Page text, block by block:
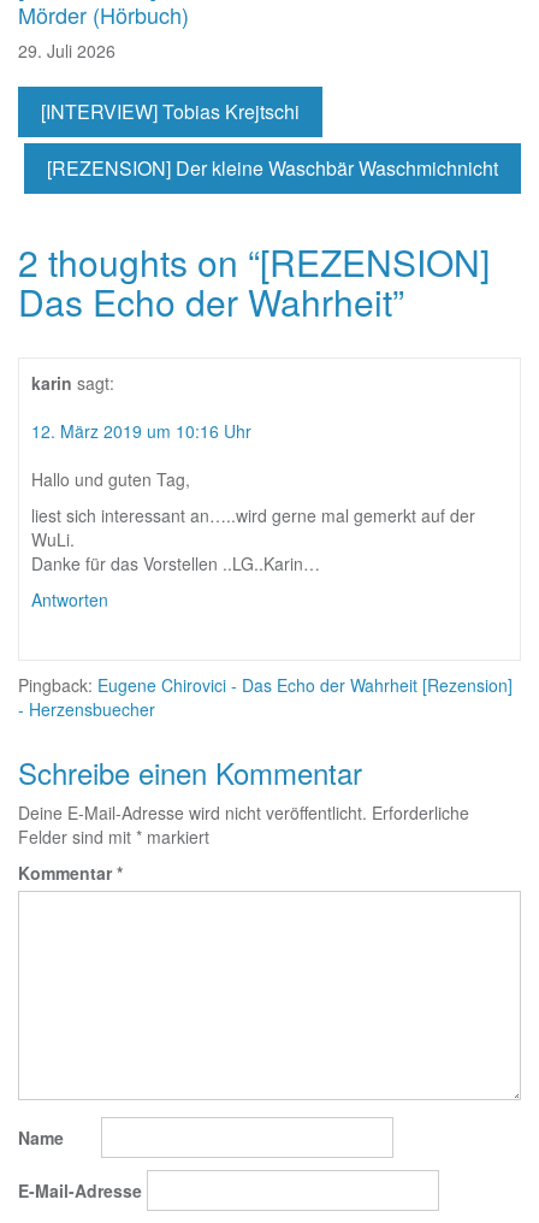
Mörder (Hörbuch)
29. Juli 2026
[INTERVIEW] Tobias Krejtschi
[REZENSION] Der kleine Waschbär Waschmichnicht
2 thoughts on “[REZENSION]
Das Echo der Wahrheit”
karin sagt:
12. März 2019 um 10:16 Uhr
Hallo und guten Tag,
liest sich interessant an…..wird gerne mal gemerkt auf der
WuLi.
Danke für das Vorstellen ..LG..Karin…
Antworten
Pingback: Eugene Chirovici - Das Echo der Wahrheit [Rezension]
- Herzensbuecher
Schreibe einen Kommentar
Deine E-Mail-Adresse wird nicht veröffentlicht. Erforderliche
Felder sind mit * markiert
Kommentar*
Name
E-Mail-Adresse